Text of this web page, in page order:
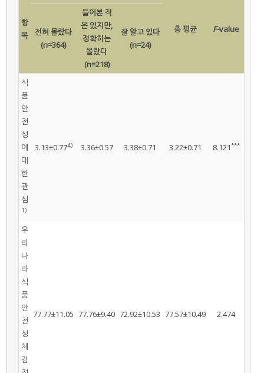
항
목
총 평균 F-value
전혀 몰랐다
(n=364)
들어본 적
은 있지만,
정확히는
몰랐다
(n=218)
잘 알고 있다
(n=24)
식
품
안
전
성
에
대
한
관
심
1)
3.13±0.774) 3.36±0.57 3.38±0.71 3.22±0.71 8.121***
우
리
나
라
식
품
안
전
성
체
감
77.77±11.05 77.76±9.40 72.92±10.53 77.57±10.49 2.474